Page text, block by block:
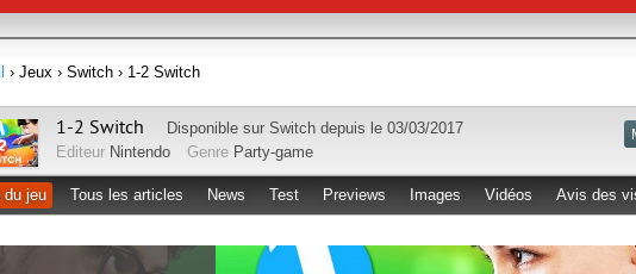
› Jeux › Switch › 1-2 Switch
1-2 Switch Disponible sur Switch depuis le 03/03/2017
Editeur Nintendo Genre Party-game
du jeu Tous les articles News Test Previews Images Vidéos Avis des